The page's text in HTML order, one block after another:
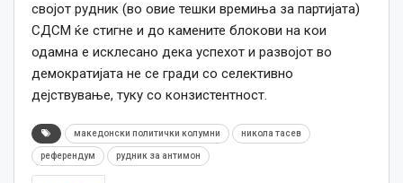
својот рудник (во овие тешки времиња за партијата)
СДСМ ќе стигне и до камените блокови на кои
одамна е исклесано дека успехот и развојот во
демократијата не се гради со селективно
дејствување, туку со конзистентност.
македонски политички колумни никола тасев
референдум рудник за антимон